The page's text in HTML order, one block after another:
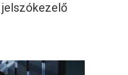
jelszókezelő